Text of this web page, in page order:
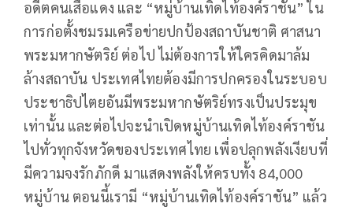
อดีตคนเสื้อแดง และ “หมู่บ้านเทิดไท้องค์ราชัน” ใน
การก่อตั้งชมรมเครือข่ายปกป้องสถาบันชาติ ศาสนา
พระมหากษัตริย์ ต่อไป ไม่ต้องการให้ใครคิดมาล้ม
ล้างสถาบัน ประเทศไทยต้องมีการปกครองในระบอบ
ประชาธิปไตยอันมีพระมหากษัตริย์ทรงเป็นประมุข
เท่านั้น และต่อไปจะนำเปิดหมู่บ้านเทิดไท้องค์ราชัน
ไปทั่วทุกจังหวัดของประเทศไทย เพื่อปลุกพลังเงียบที่
มีความจงรักภักดี มาแสดงพลังให้ครบทั้ง 84,000
หมู่บ้าน ตอนนี้เรามี “หมู่บ้านเทิดไท้องค์ราชัน” แล้ว